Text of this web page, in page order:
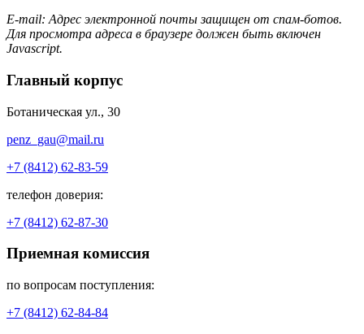
E-mail: Адрес электронной почты защищен от спам-ботов.
Для просмотра адреса в браузере должен быть включен
Javascript.
Главный корпус
Ботаническая ул., 30
penz_gau@mail.ru
+7 (8412) 62-83-59
телефон доверия:
+7 (8412) 62-87-30
Приемная комиссия
по вопросам поступления:
+7 (8412) 62-84-84